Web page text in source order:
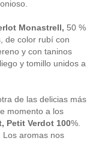
Monastrell, 50 %
de color rubí con
y con taninos
y tomillo unidos a
de las delicias más
momento a los
Petit Verdot 100%.
Los aromas nos